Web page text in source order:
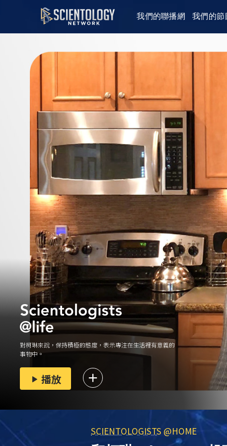
我們的聯播網 我們的節
對柯琳來說，保持積極的態度，表示專注在生活裡有意義的
事物中。
播放
SCIENTOLOGISTS @HOME